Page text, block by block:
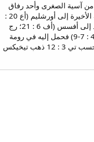
آسية الصغرى وأحد رفاق
بولس خلال رحلته الرسوليّة الأخيرة إلى أورشليم (أع 20 :
4 ي). أرسله بولس فيما بعد إلى أفسس (أف 6 : 21؛ رج
2تم 4 : 12) وكولوسي (كو 4 : 7-9) فحمل إليه في رومة
تقريرًا عن هذه الجماعات. حسب تي 3 : 12 ذهب تيخيكس